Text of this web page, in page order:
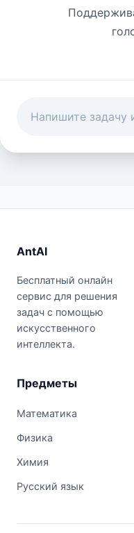
AntAI
Бесплатный онлайн
сервис для решения
задач с помощью
искусственного
интеллекта.
Предметы
Математика
Физика
Химия
Русский язык